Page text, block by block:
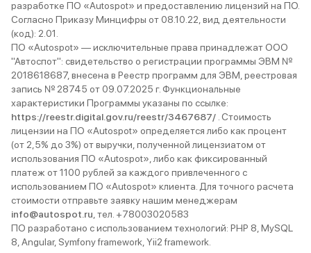
разработке ПО «Autospot» и предоставлению лицензий на ПО.
Согласно Приказу Минцифры от 08.10.22, вид деятельности
(код): 2.01.
ПО «Autospot» — исключительные права принадлежат ООО
"Автоспот": свидетельство о регистрации программы ЭВМ №
2018618687, внесена в Реестр программ для ЭВМ, реестровая
запись № 28745 от 09.07.2025 г. Функциональные
характеристики Программы указаны по ссылке:
https://reestr.digital.gov.ru/reestr/3467687/ . Стоимость
лицензии на ПО «Autospot» определяется либо как процент
(от 2,5% до 3%) от выручки, полученной лицензиатом от
использования ПО «Autospot», либо как фиксированный
платеж от 1100 рублей за каждого привлеченного с
использованием ПО «Autospot» клиента. Для точного расчета
стоимости отправьте заявку нашим менеджерам
info@autospot.ru , тел. +78003020583
ПО разработано с использованием технологий: PHP 8, MySQL
8, Angular, Symfony framework, Yii2 framework.